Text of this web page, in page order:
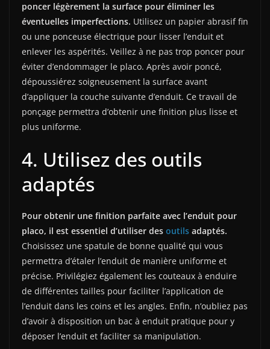
poncer légèrement la surface pour éliminer les
éventuelles imperfections. Utilisez un papier abrasif fin
ou une ponceuse électrique pour lisser l’enduit et
enlever les aspérités. Veillez à ne pas trop poncer pour
éviter d’endommager le placo. Après avoir poncé,
dépoussiérez soigneusement la surface avant
d’appliquer la couche suivante d’enduit. Ce travail de
ponçage permettra d’obtenir une finition plus lisse et
plus uniforme.
4. Utilisez des outils
adaptés
Pour obtenir une finition parfaite avec l’enduit pour
placo, il est essentiel d’utiliser des outils adaptés.
Choisissez une spatule de bonne qualité qui vous
permettra d’étaler l’enduit de manière uniforme et
précise. Privilégiez également les couteaux à enduire
de différentes tailles pour faciliter l’application de
l’enduit dans les coins et les angles. Enfin, n’oubliez pas
d’avoir à disposition un bac à enduit pratique pour y
déposer l’enduit et faciliter sa manipulation.